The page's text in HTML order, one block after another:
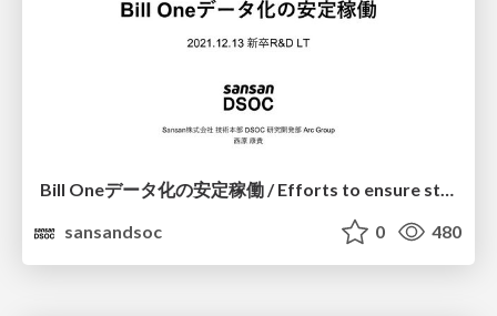
sansandsoc
0 480